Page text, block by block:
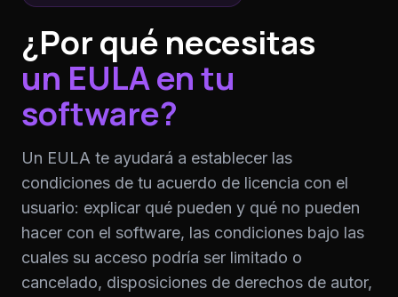
¿Por qué necesitas
un EULA en tu
software?
Un EULA te ayudará a establecer las
condiciones de tu acuerdo de licencia con el
usuario: explicar qué pueden y qué no pueden
hacer con el software, las condiciones bajo las
cuales su acceso podría ser limitado o
cancelado, disposiciones de derechos de autor,